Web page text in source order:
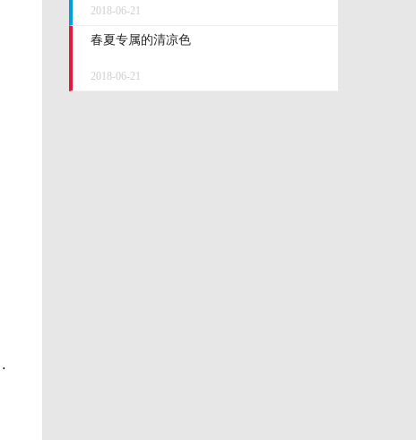
2018-06-21
春夏专属的清凉色
2018-06-21